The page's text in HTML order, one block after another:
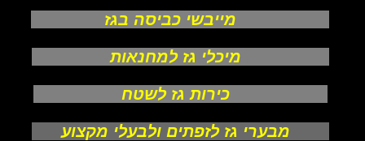
מייבשי כביסה בגז
מיכלי גז למחנאות
כירות גז לשטח
מבערי גז לזפתים ולבעלי מקצוע